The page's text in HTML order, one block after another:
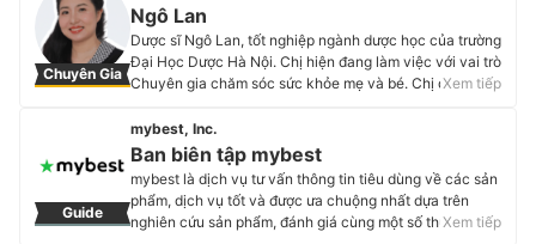
Chuyên Gia
Ngô Lan
Dược sĩ Ngô Lan, tốt nghiệp ngành dược học của trường
Đại Học Dược Hà Nội. Chị hiện đang làm việc với vai trò
Chuyên gia chăm sóc sức khỏe mẹ và bé. Chị đã tham
cho hơn 100000 mẹ và bé Việt Nam. Bên cạnh đó, chị
đã tham gia nghiên cứu đề tài khoa học cấp quốc gia
và bảo vệ thành công về lĩnh vực bào chế sử dụng
thuốc. Chị cũng có kinh nghiệm hơn 7 năm tư vấn sử
dụng thuốc và các sản phẩm bổ sung bảo vệ sức khỏe
cho người Việt.
Xem tiếp
Guide
mybest, Inc.
Ban biên tập mybest
mybest là dịch vụ tư vấn thông tin tiêu dùng về các sản
phẩm, dịch vụ tốt và được ưa chuộng nhất dựa trên
nghiên cứu sản phẩm, đánh giá cùng một số thựcXem tiếp